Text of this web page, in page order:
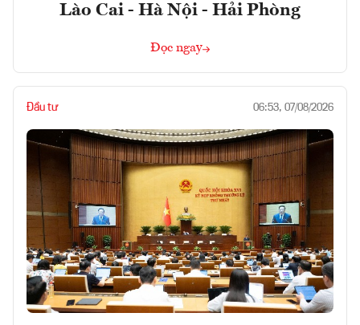
Lào Cai - Hà Nội - Hải Phòng
Đọc ngay
Đầu tư 06:53, 07/08/2026